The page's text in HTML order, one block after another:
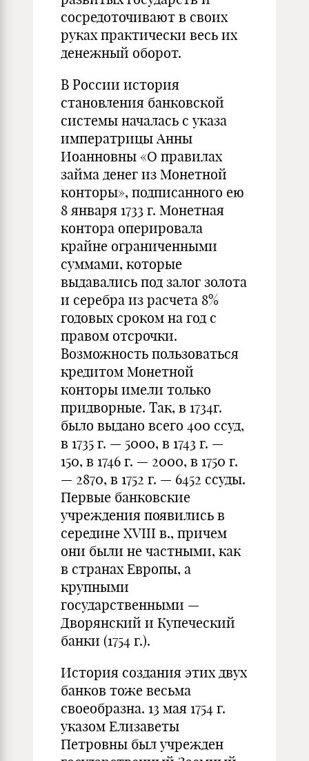
сосредоточивают в своих
руках практически весь их
денежный оборот.
В России история
становления банковской
системы началась с указа
императрицы Анны
Иоанновны «О правилах
займа денег из Монетной
конторы», подписанного ею
8 января 1733 г. Монетная
контора оперировала
крайне ограниченными
суммами, которые
выдавались под залог золота
и серебра из расчета 8%
годовых сроком на год с
правом отсрочки.
Возможность пользоваться
кредитом Монетной
конторы имели только
придворные. Так, в 1734г.
было выдано всего 400 ссуд,
в 1735 г. — 5000, в 1743 г. —
150, в 1746 г. — 2000, в 1750 г.
— 2870, в 1752 г. — 6452 ссуды.
Первые банковские
учреждения появились в
середине XVIII в., причем
они были не частными, как
в странах Европы, а
крупными
государственными —
Дворянский и Купеческий
банки (1754 г.).
История создания этих двух
банков тоже весьма
своеобразна. 13 мая 1754 г.
указом Елизаветы
Петровны был учрежден